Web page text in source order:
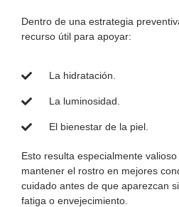
Dentro de una estrategia
recurso útil para apoyar:
La hidratación.
La luminosidad.
El bienestar de la piel.
Esto resulta especialmente
mantener el rostro en mejores
cuidado antes de que aparezcan
fatiga o envejecimiento.